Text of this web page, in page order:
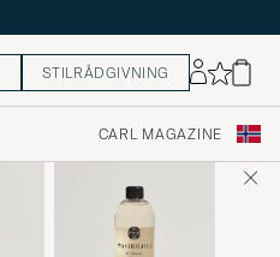
STILRÅDGIVNING
CARL MAGAZINE